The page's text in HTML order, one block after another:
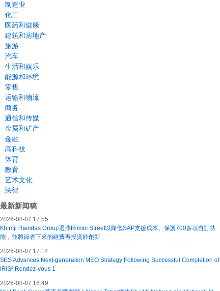
制造业
化工
医药和健康
建筑和房地产
旅游
汽车
生活和娱乐
能源和环境
零售
运输和物流
商务
通信和传媒
金属和矿产
金融
高科技
体育
教育
艺术文化
法律
最新新闻稿
2026-08-07 17:55
Khimji Ramdas Group選擇Rimini Street以降低SAP支援成本、保護700多項自訂功
能，並將節省下來的經費再投資於創新
2026-08-07 17:14
SES Advances Next-generation MEO Strategy Following Successful Completion of
IRIS² Rendez-vous 1
2026-08-07 16:49